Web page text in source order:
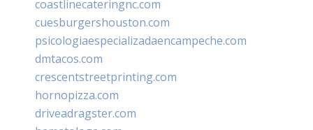
coastlinecateringnc.com
cuesburgershouston.com
psicologiaespecializadaencampeche.com
dmtacos.com
crescentstreetprinting.com
hornopizza.com
driveadragster.com